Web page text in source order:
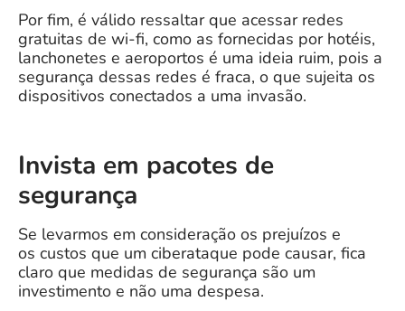
Por fim, é válido ressaltar que acessar redes
gratuitas de wi-fi, como as fornecidas por hotéis,
lanchonetes e aeroportos é uma ideia ruim, pois a
segurança dessas redes é fraca, o que sujeita os
dispositivos conectados a uma invasão.
Invista em pacotes de
segurança
Se levarmos em consideração os prejuízos e
os custos que um ciberataque pode causar, fica
claro que medidas de segurança são um
investimento e não uma despesa.